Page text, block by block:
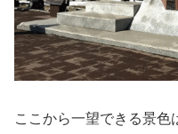
ここから一望できる景色